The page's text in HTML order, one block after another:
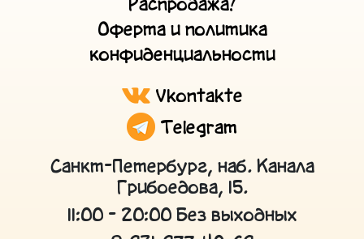
Распродажа!
Оферта и политика
конфиденциальности
Vkontakte
Telegram
Санкт-Петербург, наб. Канала
Грибоедова, 15.
11:00 - 20:00 Без выходных